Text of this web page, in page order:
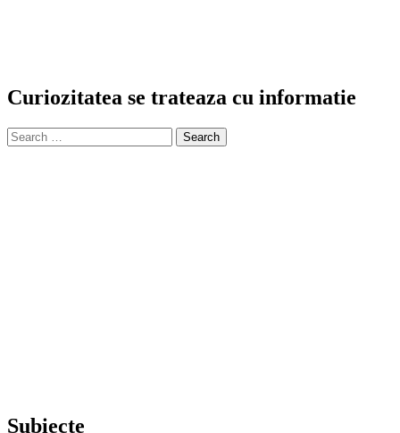
Curiozitatea se trateaza cu informatie
Search
for:
Subiecte